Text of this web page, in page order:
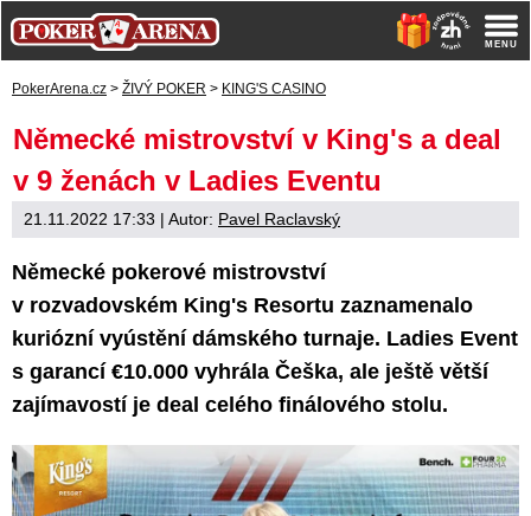
PokerArena.cz > ŽIVÝ POKER > KING'S CASINO
Německé mistrovství v King's a deal
v 9 ženách v Ladies Eventu
21.11.2022 17:33 | Autor: Pavel Raclavský
Německé pokerové mistrovství
v rozvadovském King's Resortu zaznamenalo
kuriózní vyústění dámského turnaje. Ladies Event
s garancí €10.000 vyhrála Češka, ale ještě větší
zajímavostí je deal celého finálového stolu.